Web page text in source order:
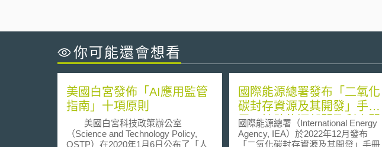
你可能還會想看
美國白宮發佈「AI應用監管
指南」十項原則
美國白宮科技政策辦公室
（Science and Technology Policy,
OSTP）在2020年1月6日公布了「人
國際能源總署發布「二氧化
碳封存資源及其開發」手
冊，協助能源部門及利害關
係人了解地質封存效益、風
國際能源總署（International Energy
Agency, IEA）於2022年12月發布
「二氧化碳封存資源及其開發」手冊